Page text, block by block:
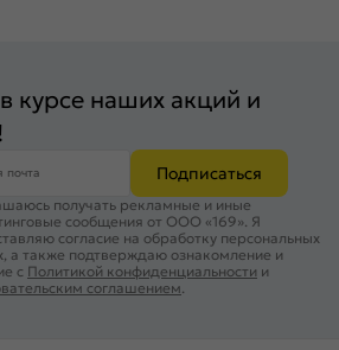
курсе наших акций и
почта Подписаться
получать рекламные и иные
сообщения от ООО «169». Я
согласие на обработку персональных
а также подтверждаю ознакомление и
с Политикой конфиденциальности и
соглашением